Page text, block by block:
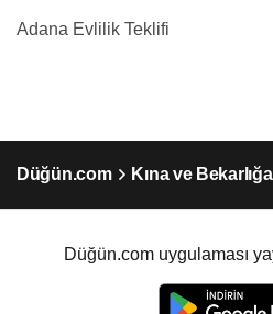
Adana Evlilik Teklifi
Düğün.com Kına ve
Düğün.com uygulaması